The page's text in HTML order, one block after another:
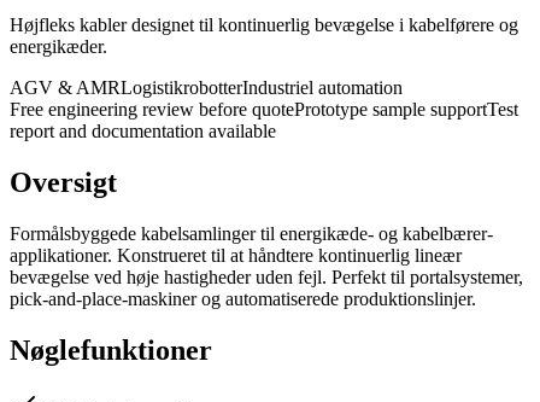
Højfleks kabler designet til kontinuerlig bevægelse i kabelførere og
energikæder.
AGV & AMRLogistikrobotterIndustriel automation
Free engineering review before quotePrototype sample supportTest
report and documentation available
Oversigt
Formålsbyggede kabelsamlinger til energikæde- og kabelbærer-
applikationer. Konstrueret til at håndtere kontinuerlig lineær
bevægelse ved høje hastigheder uden fejl. Perfekt til portalsystemer,
pick-and-place-maskiner og automatiserede produktionslinjer.
Nøglefunktioner